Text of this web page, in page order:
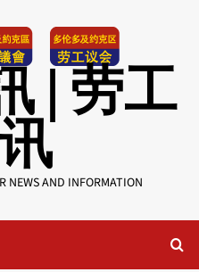
| 劳工
NEWS AND INFORMATION